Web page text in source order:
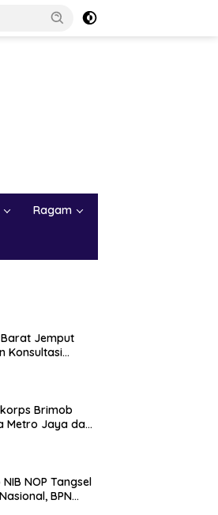
Ragam
Jemput
Konsultasi
Brimob
Metro Jaya dan
NOP Tangsel
BPN